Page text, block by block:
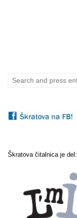
Search
Škratova čitalnica je del: